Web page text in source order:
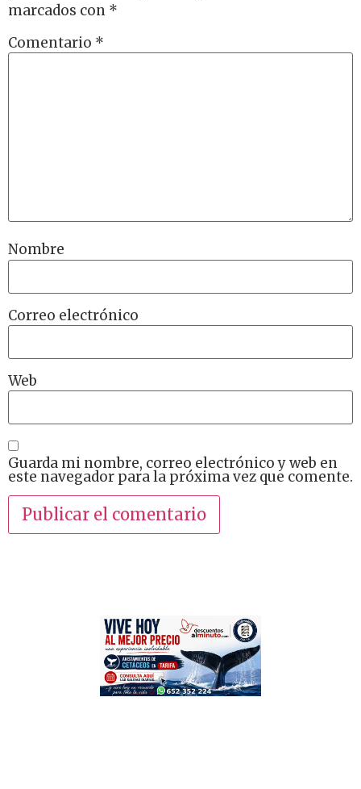
marcados con *
Comentario *
Nombre
Correo electrónico
Web
Guarda mi nombre, correo electrónico y web en
este navegador para la próxima vez que comente.